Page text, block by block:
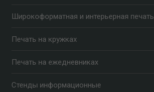
Широкоформатная и интерьерная печать
Печать на кружках
Печать на ежедневниках
Стенды информационные